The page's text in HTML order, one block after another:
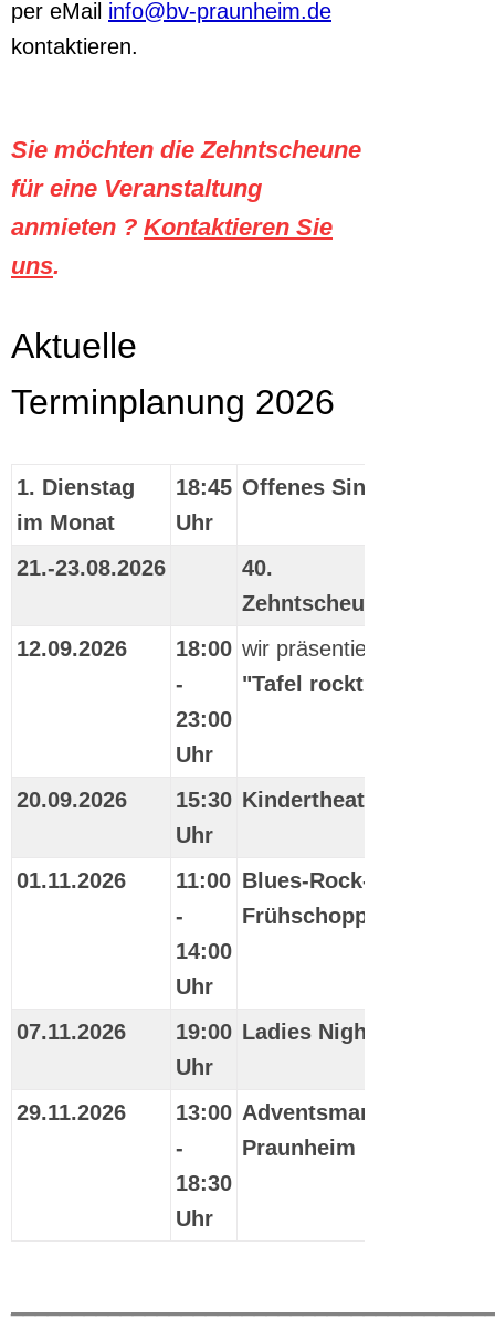
per eMail info@bv-praunheim.de
kontaktieren.
Sie möchten die Zehntscheune
für eine Veranstaltung
anmieten ? Kontaktieren Sie
uns.
Aktuelle
Terminplanung 2026
1. Dienstag
im Monat
18:45
Uhr
Offenes Singen
21.-23.08.2026
40.
Zehntscheunenfest
12.09.2026
18:00
-
23:00
Uhr
wir präsentieren:
"Tafel rockt"
20.09.2026
15:30
Uhr
Kindertheater
01.11.2026
11:00
-
14:00
Uhr
Blues-Rock-
Frühschoppen
07.11.2026
19:00
Uhr
Ladies Night
29.11.2026
13:00
-
18:30
Uhr
Adventsmarkt
Praunheim